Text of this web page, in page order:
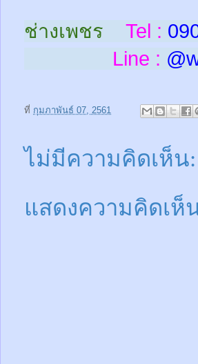
ช่างเพชร Tel :
Line :
ที่ กุมภาพันธ์ 07, 2561
ไม่มีความคิดเห็น:
แสดงความคิดเห็